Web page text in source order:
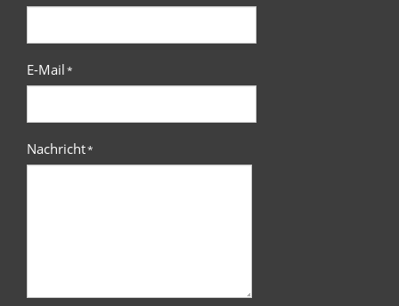
E-Mail*
Nachricht*